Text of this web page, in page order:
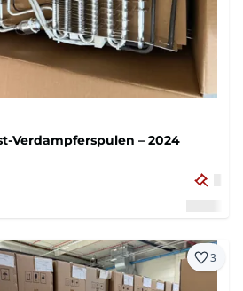
Verdampferspulen – 2024
3